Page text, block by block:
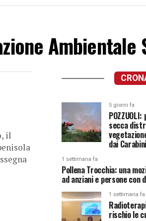
Ambientale
il
5 giorni fa
secca
dai
1 settimana fa
Pollena Trocchia: una
ad anziani e persone con
1 settimana fa
rischio le